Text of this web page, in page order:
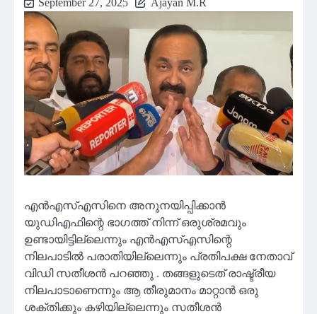
September 27, 2025 Ajayan M.R
എന്‍എസ്എസിനെ അനുനയിപ്പിക്കാന്‍
യുഡിഎഫിന്റെ ഭാഗത്ത് നിന്ന് ഒരുശ്രമവും
ഉണ്ടായിട്ടില്ലെന്നും എൻഎസ്എസിന്റെ
നിലപാടില്‍ പരാതിയില്ലെന്നും പ്രതിപക്ഷ നേതാവ്
വിഡി സതീശന്‍ പറഞ്ഞു . തങ്ങളുടെത് രാഷ്ട്രീയ
നിലപാടാണെന്നും ആ തീരുമാനം മാറ്റാന്‍ ഒരു
ശക്തിക്കും കഴിയില്ലെന്നും സതീശന്‍